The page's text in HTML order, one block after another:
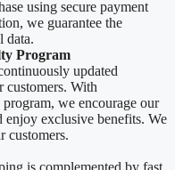
using secure payment
we guarantee the
data.
Program
updated
customers. With
we encourage our
enjoy exclusive benefits. We
customers.